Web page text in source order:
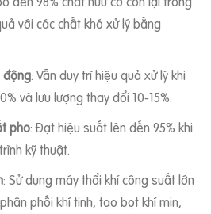
với các chất khó xử lý bằng
động: Vẫn duy trì hiệu quả xử lý khi
và lưu lượng thay đổi 10-15%.
pho: Đạt hiệu suất lên đến 95% khi
kỹ thuật.
: Sử dụng máy thổi khí công suất lớn
phối khí tinh, tạo bọt khí mịn,